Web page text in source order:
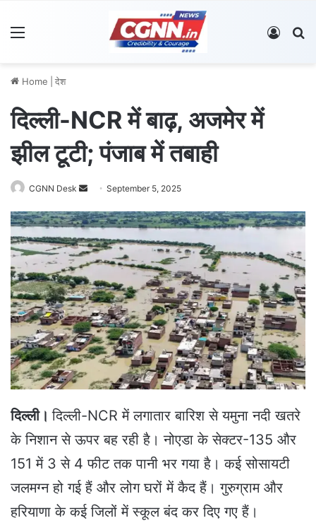
Log In
Home देश
दिल्ली-NCR में बाढ़, अजमेर में
झील टूटी; पंजाब में तबाही
CGNN Desk
n
d
a
e
m
a
i
l
September 5, 2025
दिल्ली।दिल्ली-NCR में लगातार बारिश से यमुना नदी खतरे
के निशान से ऊपर बह रही है। नोएडा के सेक्टर-135 और
151 में 3 से 4 फीट तक पानी भर गया है। कई सोसायटी
जलमग्न हो गई हैं और लोग घरों में कैद हैं। गुरुग्राम और
हरियाणा के कई जिलों में स्कूल बंद कर दिए गए हैं।